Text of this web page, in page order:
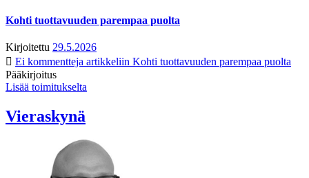
Kohti tuottavuuden parempaa puolta
Kirjoitettu 29.5.2026
Ei kommentteja artikkeliin Kohti tuottavuuden parempaa puolta
Pääkirjoitus
Lisää toimitukselta
Vieraskynä